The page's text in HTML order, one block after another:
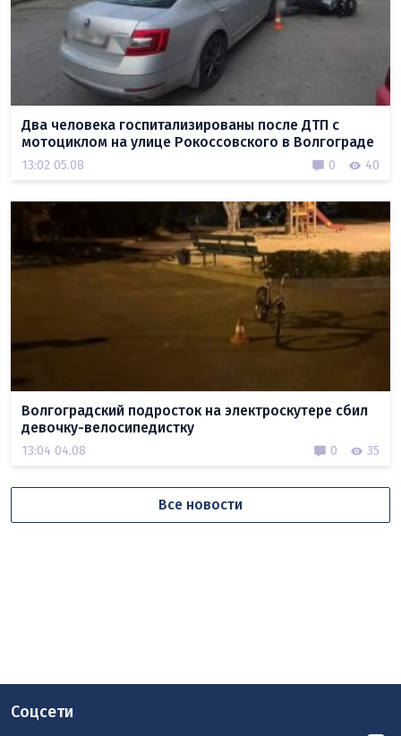
Два человека госпитализированы после ДТП с
мотоциклом на улице Рокоссовского в Волгограде
13:02 05.08 0 40
Волгоградский подросток на электроскутере сбил
девочку-велосипедистку
13:04 04.08 0 35
Все новости
Соцсети